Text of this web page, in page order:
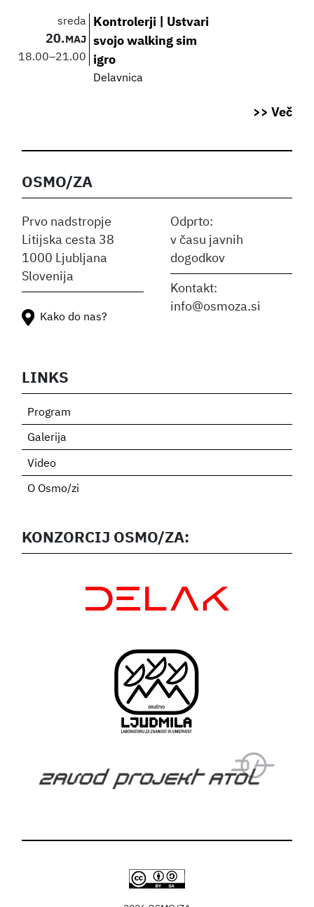
sreda
20. MAJ
18.00–21.00
Kontrolerji | Ustvari
svojo walking sim
igro
Delavnica
>> Več
OSMO/ZA
Prvo nadstropje
Litijska cesta 38
1000 Ljubljana
Slovenija
Odprto:
v času javnih
dogodkov
Kontakt:
info@osmoza.si
LINKS
Program
Galerija
Video
O Osmo/zi
KONZORCIJ OSMO/ZA:
Kako do nas?